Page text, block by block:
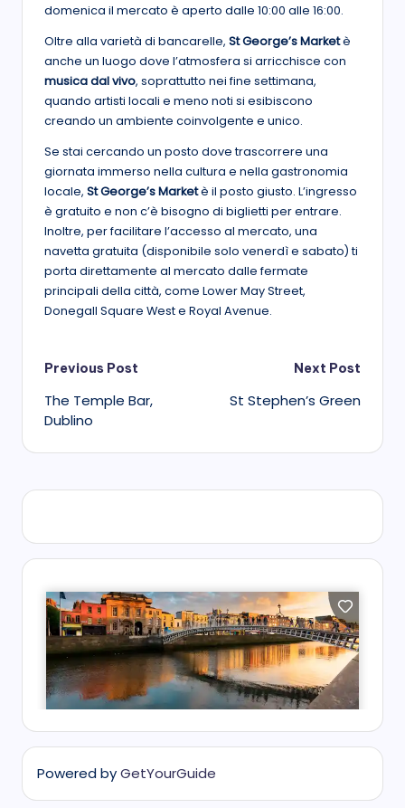
domenica il mercato è aperto dalle 10:00 alle 16:00.
Oltre alla varietà di bancarelle, St George’s Marketè
anche un luogo dove l’atmosfera si arricchisce con
musica dal vivo, soprattutto nei fine settimana,
quando artisti locali e meno noti si esibiscono
creando un ambiente coinvolgente e unico.
Se stai cercando un posto dove trascorrere una
giornata immerso nella cultura e nella gastronomia
locale, St George’s Marketè il posto giusto. L’ingresso
è gratuito e non c’è bisogno di biglietti per entrare.
Inoltre, per facilitare l’accesso al mercato, una
navetta gratuita (disponibile solo venerdì e sabato) ti
porta direttamente al mercato dalle fermate
principali della città, come Lower May Street,
Donegall Square West e Royal Avenue.
Post
navigation
Previous Post
The Temple Bar,
Dublino
Next Post
St Stephen’s Green
Powered byGetYourGuide